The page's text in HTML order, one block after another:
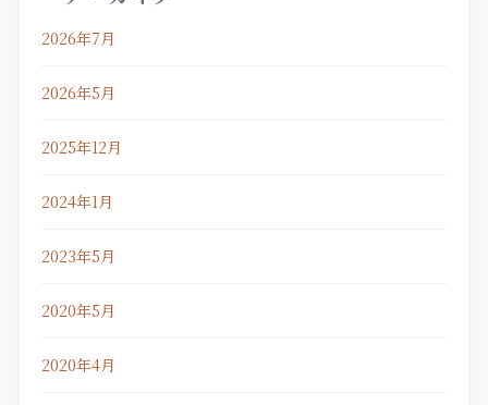
2026年7月
2026年5月
2025年12月
2024年1月
2023年5月
2020年5月
2020年4月